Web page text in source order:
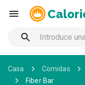
Casa Comidas
Fiber Bar